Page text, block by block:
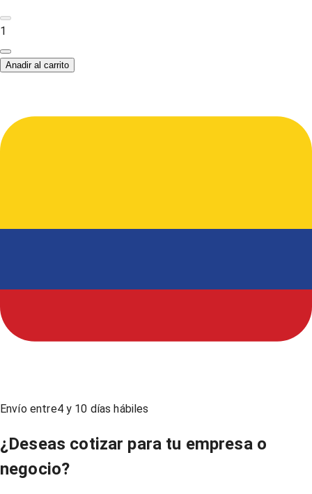
1
Anadir al carrito
Envío entre4y 10 días hábiles
¿Deseas cotizar para tu empresa o
negocio?